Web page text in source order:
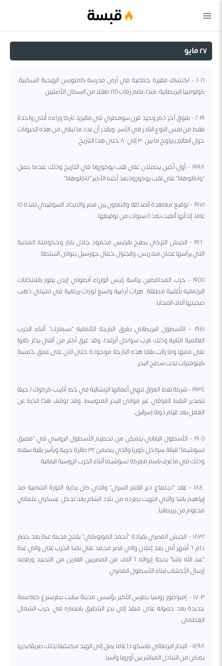
قبسة
٢٧ مايو
٢٠٢١ - اكتشاف مقبرة جماعية في أرض مدرسة كاملوبس الهندية السكنية،
كولومبيا البريطانية، كندا، تضم رفات ٢١٥ طفلا من السكان الأصليين.
٢٠١٩ - نفوق آخر ذكر وحيد قرن سومطري في ماليزيا، تاركا وراءه أنثى واحدة
فقط من نفس النوع النادر في الأسر، ويقدر أن عدد ما تبقى من هذه الحيونات
حول العالم يتراوح ما بين ٣٠ إلى ٨٠ حتى هذا التاريخ.
١٩٩٨ - أول أخين يحصلان على لقب يوكوزونا في التاريخ وذلك عندما حصل
"واكانوهانا" على لقب يوكوزونا بعد أخيه الأكبر "تاكانوهانا".
١٩٧١ - توقيع معاهدة الصداقة والتعاون بين مصر والاتحاد السوفيتي لمدة ١٥
عاما، إلا أنها ألغيت بعد ٥ سنوات من توقيعها.
١٩٦٠ - الجيش التركي يطيح بالرئيس محمود جلال بايار وحكومته المدنية
التي يرأسها عدنان مندريس، والجنرال جمال جورسيل يتولى السلطة.
١٩٥٥ - حزب المحافظين برئاسة رئيس الوزراء أنطوني إيدن يفوز بالانتخابات
البرلمانية بأغلبية مطلقة. هزات أرضية وتسع ثورات بركانية في تشيلي ذهب
ضحيتها آلاف الضحايا.
١٩٤١ - الأسطول البريطاني يغرق البارجة الألمانية "بسمارك" أثناء الحرب
العالمية الثانية وذلك قرب سواحل أيرلندا، وقد غرق أكثر من ألفي بحار كانوا
على متنها وما زالت بقايا هذه البارجة موجودة حتى الآن على عمق خمسة
كيلومترات تحت سطح البحر.
١٩٣٤ - شركة نفط العراق تنهي أعمالها الإنشائية في خط أنابيب كركوك / حيفا
لتصدير النفط العراقي عبر موانئ البحر المتوسط، وقد توقف هذا الخط عن
العمل بعد قيام دولة إسرائيل.
١٩٠٥ - الأسطول الياباني يتمكن من تحطيم الأسطول الروسي في "مضيق
تسوشيما" قبالة سواحل كوريا والذي يتضمن ٣٢ طائرة حربية ويأسر بقية سفنه
وذلك في ما عرف باسم معركة تسوشيما أثناء الحرب الروسية اليابانية.
١٨٤٠ - عقد "اجتماع دير القمر السري" والذي كان بداية الثورة الشامية ضد
إبراهيم باشا والتي انتهت بطرده من بلاد الشام بعد تدخل عسكري عثماني
مدعوم من بريطانيا.
١٨٣٢ - الجيش المصري بقيادة "أحمد المونوكلي" يفتح مدينة عكا بعد حصار
دام ٦ أشهر أتى بعد إعلان والي مصر محمد علي باشا الحرب على والي عكا
"عبد الله باشا" بحجة إيوائه ٦ آلاف من المصريين الفارين من التجنيد ورفضه
إرسال الأخشاب لبناء الأسطول المصري.
١٧٠٣ - إمبراطور روسيا بطرس الأكبر يؤسس مدينة سانت بطرسبرغ كعاصمة
جديدة بعد حصوله على منفذ إلى بحر البلطيق بانتصاره في حرب الشمال
العظمى.
١٤٩٨ - البحار البرتغالي فاسكو دا غاما يصل إلى الهند مكتشفا بذلك طريقا بحريا
يمكن من التبادل المباشر بين أوروبا وآسيا.